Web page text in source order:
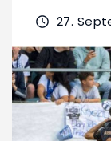
27.